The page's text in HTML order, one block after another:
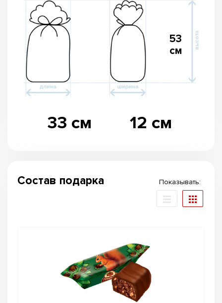
33 см 12 см
53
см
Состав подарка Показывать: